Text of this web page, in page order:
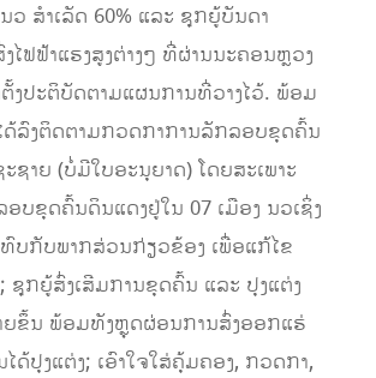
ວ ສຳເລັດ 60% ແລະ ຊຸກຍູ້ບັນດາ
ໄຟຟ້າແຮງສູງຕ່າງໆ ທີ່ຜ່ານນະຄອນຫຼວງ
ງປະຕິບັດຕາມແຜນການທີ່ວາງໄວ້. ພ້ອມ
ລົງຕິດຕາມກວດກາການລັກລອບຂຸດຄົ້ນ
ຊາຍ (ບໍ່ມີໃບອະນຸຍາດ) ໂດຍສະເພາະ
ບຂຸດຄົ້ນດິນແດງຢູ່ໃນ 07 ເມືອງ ນວເຊິ່ງ
ບກັບພາກສ່ວນກ່ຽວຂ້ອງ ເພື່ອແກ້ໄຂ
ຊຸກຍູ້ສົ່ງເສີມການຂຸດຄົ້ນ ແລະ ປຸງແຕ່ງ
ຂຶ້ນ ພ້ອມທັງຫຼຸດຜ່ອນການສົ່ງອອກແຮ່
ດ້ປຸງແຕ່ງ; ເອົາໃຈໃສ່ຄຸ້ມຄອງ, ກວດກາ,